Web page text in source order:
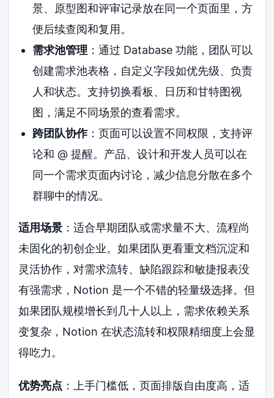
景、原型图和评审记录放在同一个页面里，方
便后续查阅和复用。
需求池管理 ：通过 Database 功能，团队可以
创建需求池表格，自定义字段如优先级、负责
人和状态。支持切换看板、日历和甘特图视
图，满足不同场景的查看需求。
跨团队协作：页面可以设置不同权限，支持评
论和 @ 提醒。产品、设计和开发人员可以在
同一个需求页面内讨论，减少信息分散在多个
群聊中的情况。
适用场景 ：适合早期团队或需求量不大、流程尚
未固化的初创企业。如果团队更看重文档沉淀和
灵活协作，对需求流转、缺陷跟踪和敏捷报表没
有强需求，Notion 是一个不错的轻量级选择。但
如果团队规模增长到几十人以上，需求依赖关系
变复杂，Notion 在状态流转和权限精细度上会显
得吃力。
优势亮点 ：上手门槛低，页面排版自由度高，适